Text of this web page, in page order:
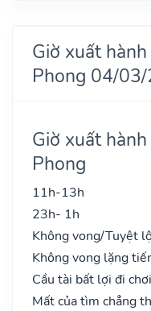
Giờ xuất
Phong 04/
Giờ xuất
Phong
11h-13h
23h- 1h
Không vong/Tuyệt
Không vong lặng
Cầu tài bất lợi đi
Mất của tìm chẳng